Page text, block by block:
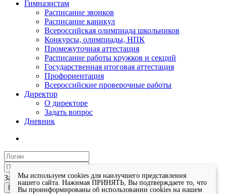
Гимназистам
Расписание звонков
Расписание каникул
Всероссийская олимпиада школьников
Конкурсы, олимпиады, НПК
Промежуточная аттестация
Расписание работы кружков и секций
Государственная итоговая аттестация
Профориентация
Всероссийские проверочные работы
Директор
О директоре
Задать вопрос
Дневник
Запомнить меня
Войти
Мы используем cookies для наилучшего представления
нашего сайта. Нажимая ПРИНЯТЬ, Вы подтверждаете то, что
Вы проинформированы об использовании cookies на нашем